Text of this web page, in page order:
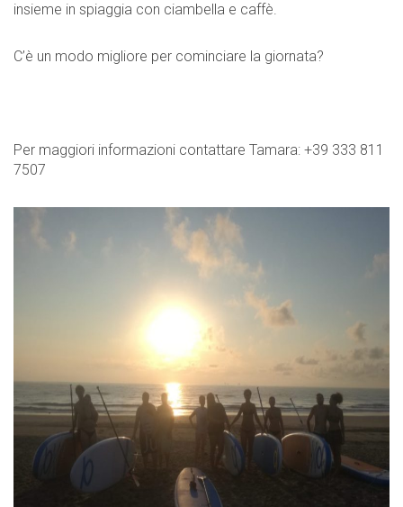
insieme in spiaggia con ciambella e caffè.
C’è un modo migliore per cominciare la giornata?
Per maggiori informazioni contattare Tamara: +39 333 811
7507